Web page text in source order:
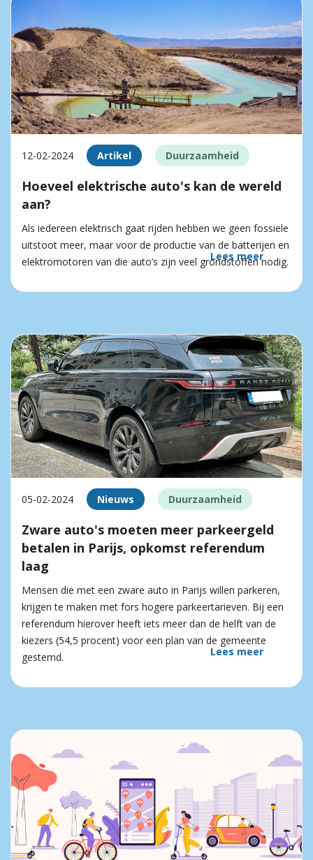
12-02-2024 Artikel Duurzaamheid
Hoeveel elektrische auto's kan de wereld
aan?
Als iedereen elektrisch gaat rijden hebben we geen fossiele
uitstoot meer, maar voor de productie van de batterijen en
elektromotoren van die auto’s zijn veel grondstoffen nodig.
Lees meer
05-02-2024 Nieuws Duurzaamheid
Zware auto's moeten meer parkeergeld
betalen in Parijs, opkomst referendum
laag
Mensen die met een zware auto in Parijs willen parkeren,
krijgen te maken met fors hogere parkeertarieven. Bij een
referendum hierover heeft iets meer dan de helft van de
kiezers (54,5 procent) voor een plan van de gemeente
gestemd.
Lees meer